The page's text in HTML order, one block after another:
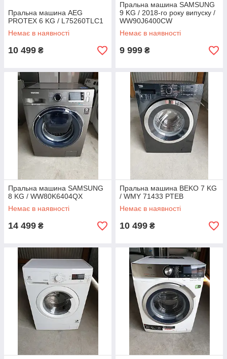
Пральна машина AEG
PROTEX 6 KG / L75260TLC1
Немає в наявності
10 499 ₴
Пральна машина SAMSUNG
9 KG / 2018-го року випуску /
WW90J6400CW
Немає в наявності
9 999 ₴
Пральна машина SAMSUNG
8 KG / WW80K6404QX
Немає в наявності
14 499 ₴
Пральна машина BEKO 7 KG
/ WMY 71433 PTEB
Немає в наявності
10 499 ₴